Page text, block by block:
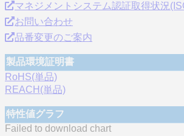
マネジメントシステム認証取得状況
お問い合わせ
品番変更のご案内
製品環境証明書
RoHS(単品)
REACH(単品)
特性値グラフ
Failed to download chart